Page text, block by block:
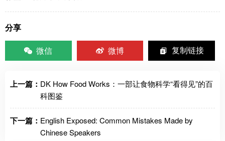
分享
微信
微博 复制链接
上一篇： DK How Food Works：一部让食物科学“看得见”的百
科图鉴
下一篇： English Exposed: Common Mistakes Made by
Chinese Speakers